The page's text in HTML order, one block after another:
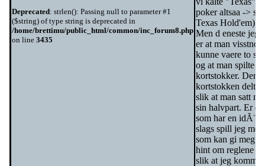
Deprecated: strlen(): Passing null to parameter #1
($string) of type string is deprecated in
/home/brettimu/public_html/common/inc_forum8.php
on line 3435
poker altsaa ->
Texas Hold'em)
Men d eneste jeg
er at man visstnok
kunne vaere to
og at man spilte
kortstokker. Den
kortstokken
slik at man satt
sin halvpart. Er d
som har en idÃ¨
slags spill jeg
som kan gi meg
hint om reglene
slik at jeg